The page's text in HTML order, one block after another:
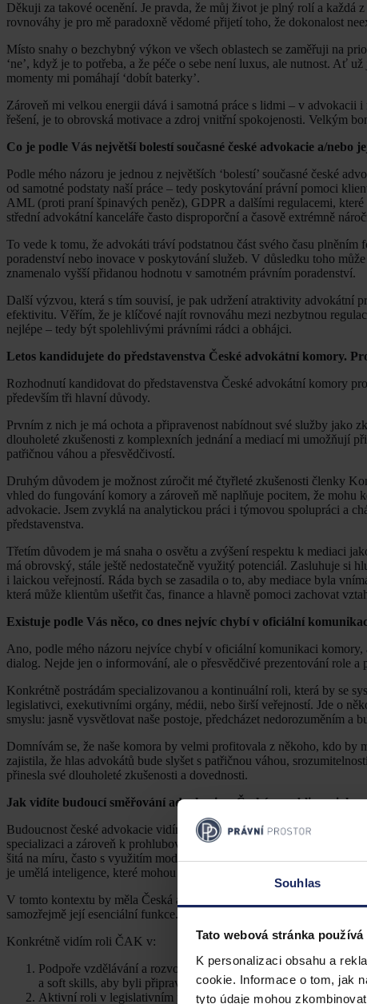
Souhlas
Tato webová stránka používá
K personalizaci obsahu a
cookie. Informace o tom, jak
tyto údaje mohou
Děkuji za takové ocenění. Je pravda, že můj život je plný rolí a
rovnováhy je pro mě paradoxně vědomé přijetí toho, že dokonalost
Místo snahy o bezchybný výkon ve všech oblastech se zaměřuji na
‘ne’, když je to potřeba, a že péče o sebe není luxus, ale nutnost. Ať
momenty mi pomáhají ‘dobít baterky’.
Zároveň mi velkou energii dává i samotná práce s lidmi – v
řešení, je to obrovská motivace a zdroj vnitřní spokojenosti. Velkým
Co je podle Vás největší bolestí současné české advokacie a/nebo
Podle mého názoru je jednou z největších ‘bolestí’ současné české
od samotné podstaty naší práce – tedy poskytování právní pomoci
AML (proti praní špinavých peněz), GDPR a dalšími regulacemi,
střední advokátní kanceláře často disproporční a časově extrémně
To vede k tomu, že advokáti tráví podstatnou část svého času
poradenství nebo inovace v poskytování služeb. V důsledku toho
znamenalo vyšší přidanou hodnotu v samotném právním poradenství.
Další výzvou, která s tím souvisí, je pak udržení atraktivity advokátní
efektivitu. Věřím, že je klíčové najít rovnováhu mezi nezbytnou
nejlépe – tedy být spolehlivými právními rádci a obhájci.
Letos kandidujete do představenstva České advokátní komory.
Rozhodnutí kandidovat do představenstva České advokátní komory
především tři hlavní důvody.
Prvním z nich je má ochota a připravenost nabídnout své služby jako
dlouholeté zkušenosti z komplexních jednání a mediací mi umožňují
patřičnou váhou a přesvědčivostí.
Druhým důvodem je možnost zúročit mé čtyřleté zkušenosti členky
vhled do fungování komory a zároveň mě naplňuje pocitem, že mohu
advokacie. Jsem zvyklá na analytickou práci i týmovou spolupráci a
představenstva.
Třetím důvodem je má snaha o osvětu a zvýšení respektu k mediaci
má obrovský, stále ještě nedostatečně využitý potenciál. Zasluhuje si
i laickou veřejností. Ráda bych se zasadila o to, aby mediace byla
která může klientům ušetřit čas, finance a hlavně pomoci zachovat
Existuje podle Vás něco, co dnes nejvíc chybí v oficiální
Ano, podle mého názoru nejvíce chybí v oficiální komunikaci
dialog. Nejde jen o informování, ale o přesvědčivé prezentování role
Konkrétně postrádám specializovanou a kontinuální roli, která by se
legislativci, exekutivními orgány, médii, nebo širší veřejností. Jde o
smyslu: jasně vysvětlovat naše postoje, předcházet nedorozuměním a
Domnívám se, že naše komora by velmi profitovala z někoho, kdo
zajistila, že hlas advokátů bude slyšet s patřičnou váhou,
přinesla své dlouholeté zkušenosti a dovednosti.
Jak vidíte budoucí směřování advokacie v České republice a
Budoucnost české advokacie vidím jako dynamickou a plnou
specializaci a zároveň k prohlubování digitálních dovedností. Klienti
šitá na míru, často s využitím moderních technologií. Stále větší roli
je umělá inteligence, které mohou zefektivnit rutinní úkony a uvolnit
V tomto kontextu by měla Česká advokátní komora hrát klíčovou a
samozřejmě její esenciální funkce. Měla by se stát především lídrem v
Konkrétně vidím roli ČAK v:
Podpoře vzdělávání a rozvoje dovedností - systematicky
a soft skills, aby byli připraveni na měnící se trh.
Aktivní roli v legislativním procesu - být silným a